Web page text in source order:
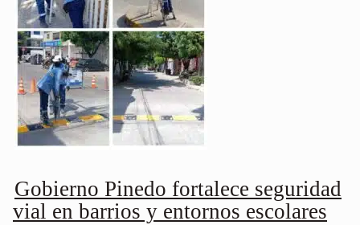
Gobierno Pinedo fortalece seguridad
vial en barrios y entornos escolares